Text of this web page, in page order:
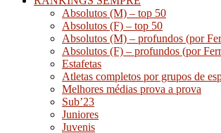
Absolutos (M) – top 50
Absolutos (F) – top 50
Absolutos (M) – profundos (por
Absolutos (F) – profundos (por
Estafetas
Atletas completos por grupos de
Melhores médias prova a prova
Sub’23
Juniores
Juvenis